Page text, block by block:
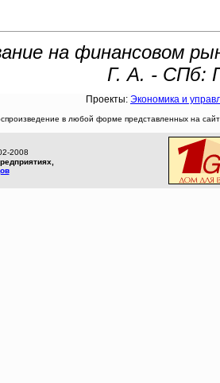
на финансовом
Г. А. - СПб:
Проекты: Экономика и
в любой форме представленных на
2008